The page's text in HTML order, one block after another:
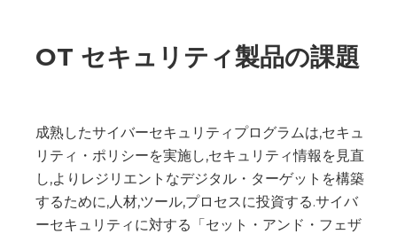
OT セキュリティ製品の課題
成熟したサイバーセキュリティプログラムは,セキュ
リティ・ポリシーを実施し,セキュリティ情報を見直
し,よりレジリエントなデジタル・ターゲットを構築
するために,人材,ツール,プロセスに投資する.サイバ
ーセキュリティに対する「セット・アンド・フェザ